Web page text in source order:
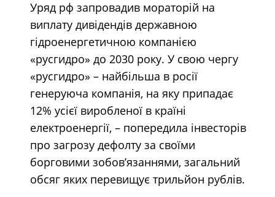
Уряд рф запровадив мораторій на
виплату дивідендів державною
гідроенергетичною компанією
«русгидро» до 2030 року. У свою чергу
«русгидро» – найбільша в росії
генеруюча компанія, на яку припадає
12% усієї виробленої в країні
електроенергії, – попередила інвесторів
про загрозу дефолту за своїми
борговими зобов’язаннями, загальний
обсяг яких перевищує трильйон рублів.